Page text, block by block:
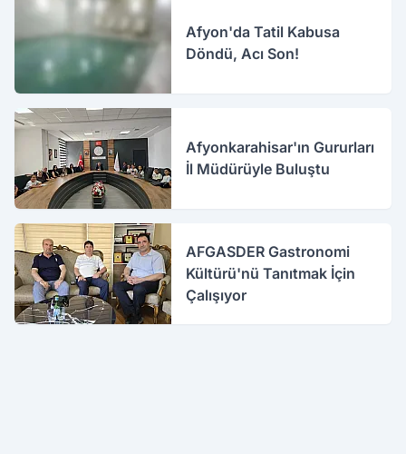
Afyon'da Tatil Kabusa
Döndü, Acı Son!
Afyonkarahisar'ın Gururları
İl Müdürüyle Buluştu
AFGASDER Gastronomi
Kültürü'nü Tanıtmak İçin
Çalışıyor